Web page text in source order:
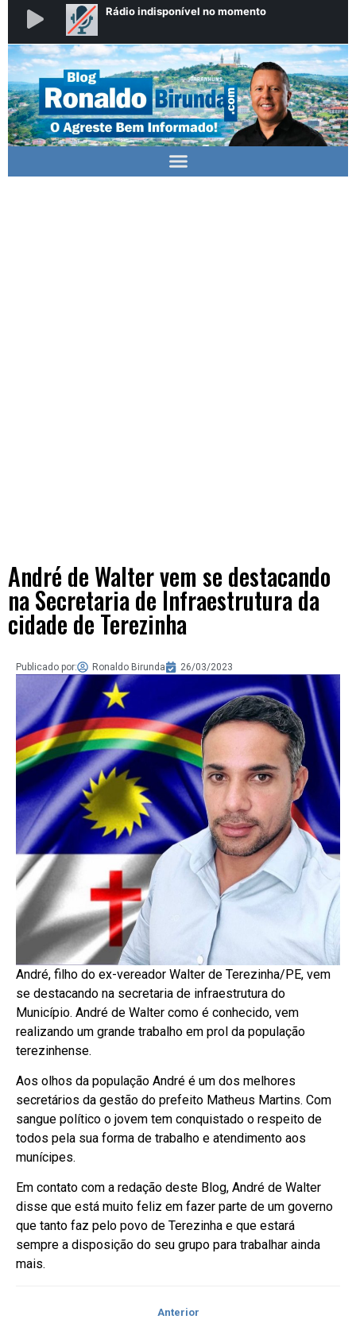
André de Walter vem se destacando
na Secretaria de Infraestrutura da
cidade de Terezinha
Publicado por: Ronaldo Birunda 26/03/2023
André, filho do ex-vereador Walter de Terezinha/PE, vem
se destacando na secretaria de infraestrutura do
Município. André de Walter como é conhecido, vem
realizando um grande trabalho em prol da população
terezinhense.
Aos olhos da população André é um dos melhores
secretários da gestão do prefeito Matheus Martins. Com
sangue político o jovem tem conquistado o respeito de
todos pela sua forma de trabalho e atendimento aos
munícipes.
Em contato com a redação deste Blog, André de Walter
disse que está muito feliz em fazer parte de um governo
que tanto faz pelo povo de Terezinha e que estará
sempre a disposição do seu grupo para trabalhar ainda
mais.
Anterior